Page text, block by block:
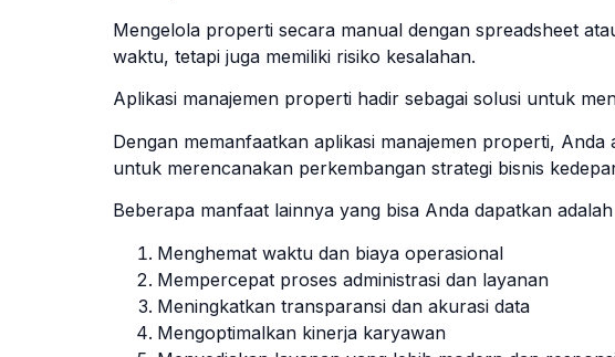
Mengelola properti secara manual dengan spreadsheet
waktu, tetapi juga memiliki risiko kesalahan.
Aplikasi manajemen properti hadir sebagai solusi untuk
Dengan memanfaatkan aplikasi manajemen properti,
untuk merencanakan perkembangan strategi bisnis
Beberapa manfaat lainnya yang bisa Anda dapatkan
Menghemat waktu dan biaya operasional
Mempercepat proses administrasi dan layanan
Meningkatkan transparansi dan akurasi data
Mengoptimalkan kinerja karyawan